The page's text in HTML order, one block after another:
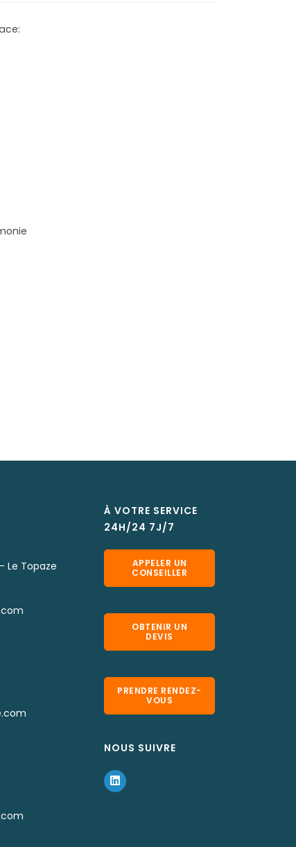
Le Topaze
À VOTRE SERVICE
24H/24 7J/7
APPELER UN
CONSEILLER
OBTENIR UN
DEVIS
PRENDRE RENDEZ-
VOUS
NOUS SUIVRE